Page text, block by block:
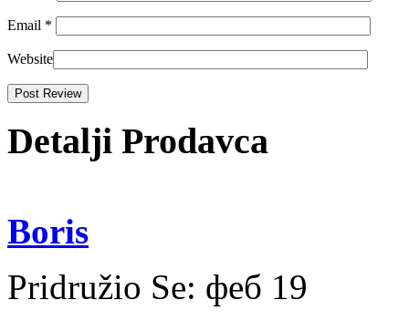
Email *
Website
Detalji Prodavca
Boris
Pridružio Se: феб 19